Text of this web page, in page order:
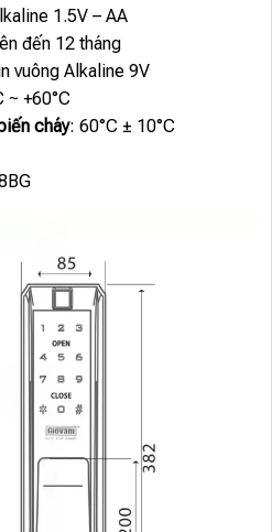
1.5V – AA
đến 12 tháng
vuông Alkaline 9V
~ +60°C
cháy: 60°C ± 10°C